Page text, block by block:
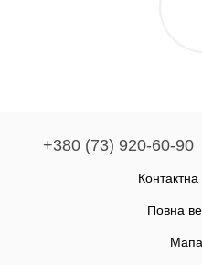
+380 (73) 920-60-90
Повна